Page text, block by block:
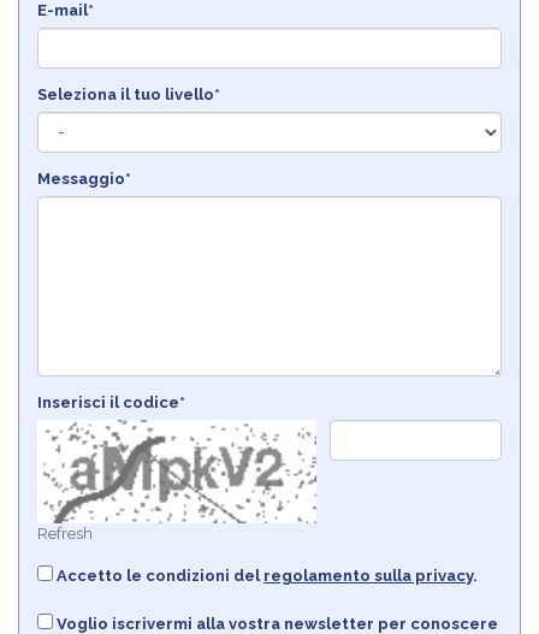
E-mail*
Seleziona il tuo livello*
Messaggio*
Inserisci il codice*
Refresh
Accetto le condizioni del regolamento sulla privacy.
Voglio iscrivermi alla vostra newsletter per conoscere